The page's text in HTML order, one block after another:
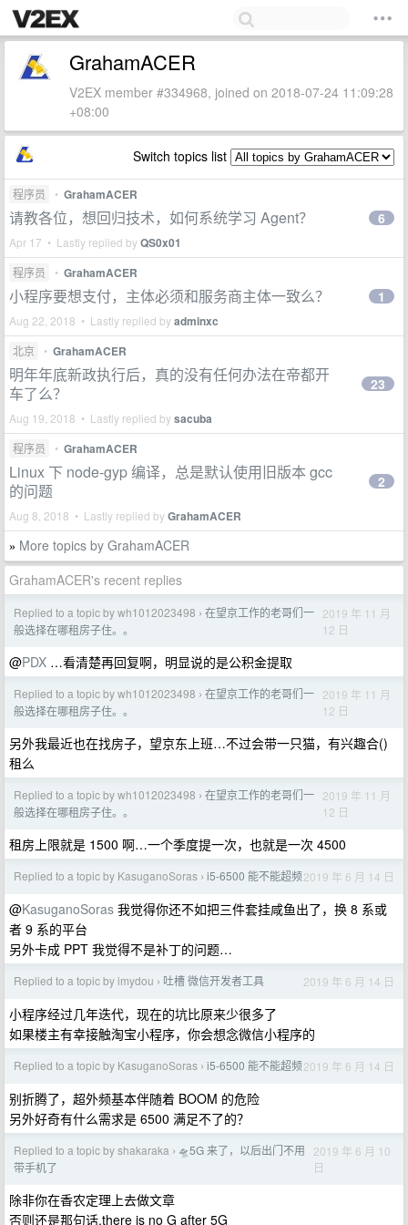
GrahamACER
V2EX member #334968, joined on 2018-07-24 11:09:28
+08:00
Switch topics list
程序员 • GrahamACER
请教各位，想回归技术，如何系统学习 Agent？
Apr 17 • Lastly replied byQS0x01
6
程序员 • GrahamACER
小程序要想支付，主体必须和服务商主体一致么？
Aug 22, 2018 • Lastly replied byadminxc
1
北京 • GrahamACER
明年年底新政执行后，真的没有任何办法在帝都开
车了么？
Aug 19, 2018 • Lastly replied bysacuba
23
程序员 • GrahamACER
Linux 下 node-gyp 编译，总是默认使用旧版本 gcc
的问题
Aug 8, 2018 • Lastly replied byGrahamACER
2
» More topics by GrahamACER
GrahamACER's recent replies
Replied to a topic by wh1012023498 › 在望京工作的老哥们一
般选择在哪租房子住。。
2019 年 11 月
12 日
@PDX …看清楚再回复啊，明显说的是公积金提取
Replied to a topic by wh1012023498 › 在望京工作的老哥们一
般选择在哪租房子住。。
2019 年 11 月
12 日
另外我最近也在找房子，望京东上班…不过会带一只猫，有兴趣合()
租么
Replied to a topic by wh1012023498 › 在望京工作的老哥们一
般选择在哪租房子住。。
2019 年 11 月
12 日
租房上限就是 1500 啊…一个季度提一次，也就是一次 4500
Replied to a topic by KasuganoSoras › i5-6500 能不能超频2019 年 6 月 14 日
@KasuganoSoras 我觉得你还不如把三件套挂咸鱼出了，换 8 系或
者 9 系的平台
另外卡成 PPT 我觉得不是补丁的问题…
Replied to a topic by imydou › 吐槽 微信开发者工具 2019 年 6 月 14 日
小程序经过几年迭代，现在的坑比原来少很多了
如果楼主有幸接触淘宝小程序，你会想念微信小程序的
Replied to a topic by KasuganoSoras › i5-6500 能不能超频2019 年 6 月 14 日
别折腾了，超外频基本伴随着 BOOM 的危险
另外好奇有什么需求是 6500 满足不了的？
Replied to a topic by shakaraka › 🛸5G 来了，以后出门不用
带手机了
2019 年 6 月 10
日
除非你在香农定理上去做文章
否则还是那句话,there is no G after 5G